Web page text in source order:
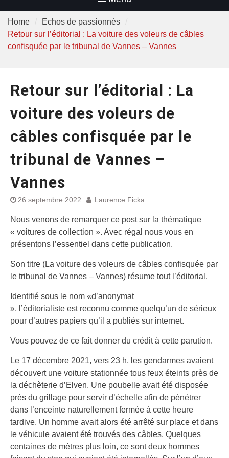
Home
Echos de passionnés
Retour sur l’éditorial : La voiture des voleurs de câbles
confisquée par le tribunal de Vannes – Vannes
Retour sur l’éditorial : La
voiture des voleurs de
câbles confisquée par le
tribunal de Vannes –
Vannes
26 septembre 2022 Laurence Ficka
Nous venons de remarquer ce post sur la thématique
« voitures de collection ». Avec régal nous vous en
présentons l’essentiel dans cette publication.
Son titre (La voiture des voleurs de câbles confisquée par
le tribunal de Vannes – Vannes) résume tout l’éditorial.
Identifié sous le nom «d’anonymat
», l’éditorialiste est reconnu comme quelqu’un de sérieux
pour d’autres papiers qu’il a publiés sur internet.
Vous pouvez de ce fait donner du crédit à cette parution.
Le 17 décembre 2021, vers 23 h, les gendarmes avaient
découvert une voiture stationnée tous feux éteints près de
la déchèterie d’Elven. Une poubelle avait été disposée
près du grillage pour servir d’échelle afin de pénétrer
dans l’enceinte naturellement fermée à cette heure
tardive. Un homme avait alors été arrêté sur place et dans
le véhicule avaient été trouvés des câbles. Quelques
centaines de mètres plus loin, ce sont deux hommes